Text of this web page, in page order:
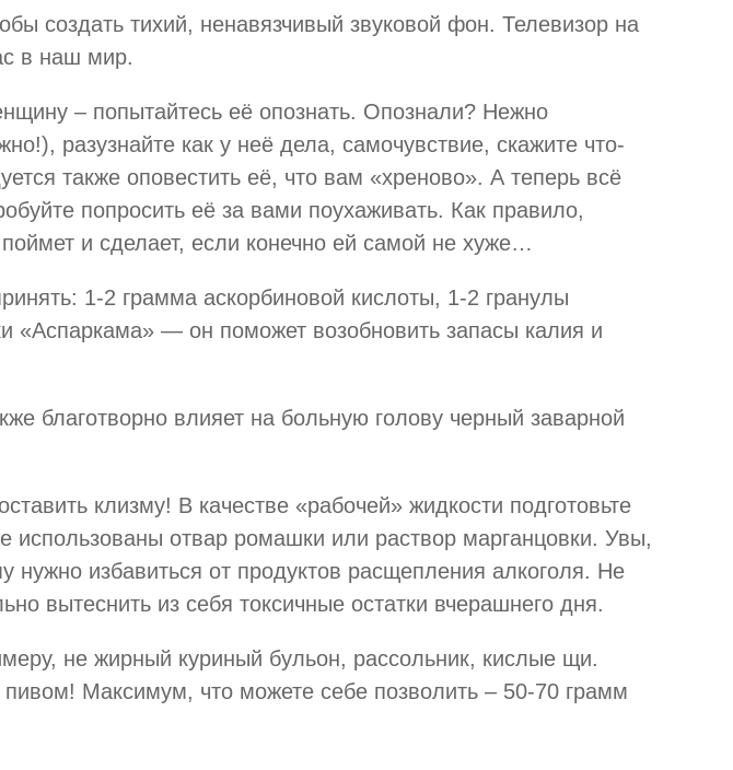
создать тихий, ненавязчивый звуковой фон. Телевизор на
в наш мир.
– попытайтесь её опознать. Опознали? Нежно
разузнайте как у неё дела, самочувствие, скажите что-
также оповестить её, что вам «хреново». А теперь всё
попросить её за вами поухаживать. Как правило,
и сделает, если конечно ей самой не хуже…
1-2 грамма аскорбиновой кислоты, 1-2 гранулы
«Аспаркама» — он поможет возобновить запасы калия и
благотворно влияет на больную голову черный заварной
клизму! В качестве «рабочей» жидкости подготовьте
отвар ромашки или раствор марганцовки. Увы,
избавиться от продуктов расщепления алкоголя. Не
вытеснить из себя токсичные остатки вчерашнего дня.
не жирный куриный бульон, рассольник, кислые щи.
Максимум, что можете себе позволить – 50-70 грамм